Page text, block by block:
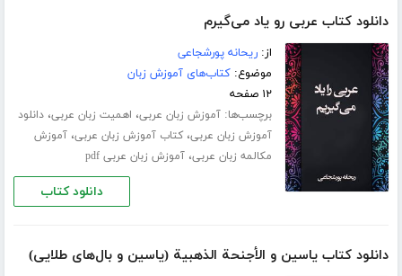
دانلود کتاب عربی رو یاد می‌گیرم
از:ریحانه پورشجاعی
موضوع:کتاب‌های آموزش زبان
۱۲ صفحه
برچسب‌ها:آموزش زبان عربی، اهمیت زبان عربی،دانلود
آموزش زبان عربی،کتاب آموزش زبان عربی،آموزش
مکالمه زبان عربی،آموزش زبان عربی pdf
دانلود کتاب
دانلود کتاب یاسین و الأجنحة الذهبیة (یاسین و بال‌های طلایی)